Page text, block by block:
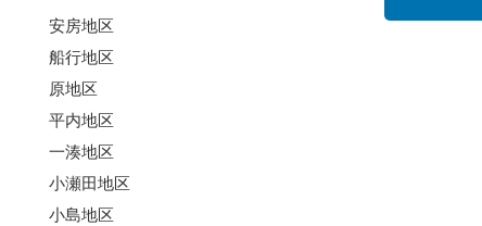
安房地区
船行地区
原地区
平内地区
一湊地区
小瀬田地区
小島地区